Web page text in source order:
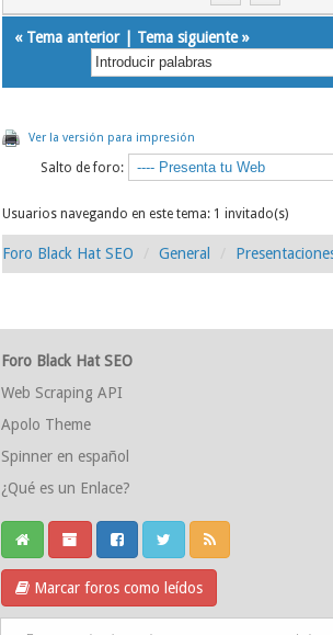
« Tema anterior| Tema siguiente»
Ver la versión para impresión
Salto de foro:
Usuarios navegando en este tema: 1 invitado(s)
Foro Black Hat SEO General
Foro Black Hat SEO
Web Scraping API
Apolo Theme
Spinner en español
¿Qué es un Enlace?
Marcar foros como leídos